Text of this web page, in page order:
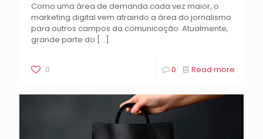
Como uma área de demanda cada vez maior, o
marketing digital vem atraindo a área do jornalismo
para outros campos da comunicação. Atualmente,
grande parte do […]
0 0 Read more